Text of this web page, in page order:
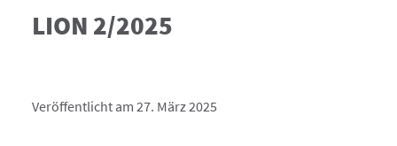
LION 2/2025
Veröffentlicht am 27. März 2025